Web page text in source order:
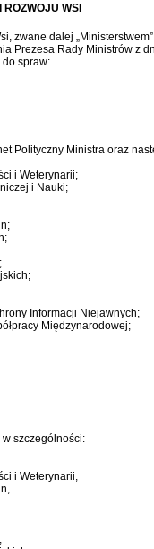
WSI
zwane dalej
Prezesa Rady Ministrów z
do spraw:
Polityczny Ministra oraz
i Weterynarii;
i Nauki;
Informacji Niejawnych;
Międzynarodowej;
szczególności:
i Weterynarii,